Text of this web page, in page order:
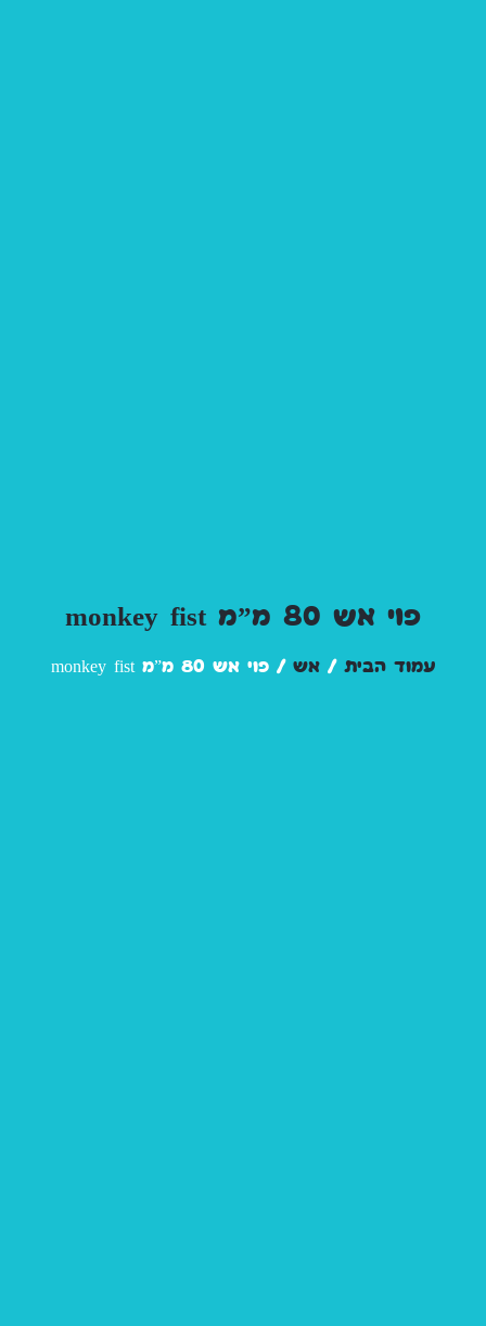
פוי אש 80 מ”מ monkey fist
עמוד הבית / אש / פוי אש 80 מ”מ monkey fist